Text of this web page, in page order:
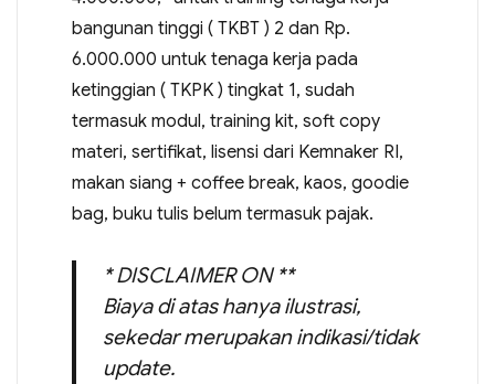
bangunan tinggi ( TKBT ) 2 dan Rp.
6.000.000 untuk tenaga kerja pada
ketinggian ( TKPK ) tingkat 1, sudah
termasuk modul, training kit, soft copy
materi, sertifikat, lisensi dari Kemnaker RI,
makan siang + coffee break, kaos, goodie
bag, buku tulis belum termasuk pajak.
* DISCLAIMER ON **
Biaya di atas hanya ilustrasi,
sekedar merupakan indikasi/tidak
update.